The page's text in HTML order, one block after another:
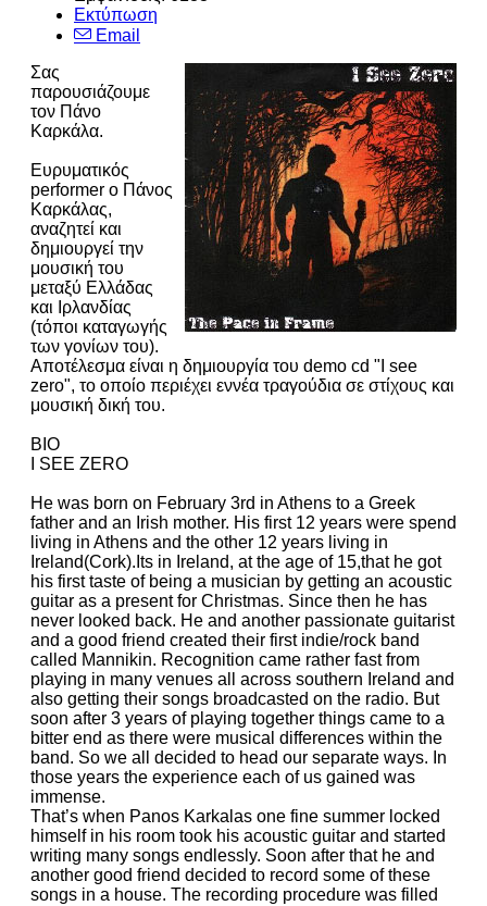
Εκτύπωση
Email
Σας
παρουσιάζουμε
τον Πάνο
Καρκάλα.
Ευρυματικός
performer ο Πάνος
Καρκάλας,
αναζητεί και
δημιουργεί την
μουσική του
μεταξύ Ελλάδας
και Ιρλανδίας
(τόποι καταγωγής
των γονίων του).
Αποτέλεσμα είναι η δημιουργία του demo cd "I see
zero", το οποίο περιέχει εννέα τραγούδια σε στίχους και
μουσική δική του.
BIO
I SEE ZERO
He was born on February 3rd in Athens to a Greek
father and an Irish mother. His first 12 years were spend
living in Athens and the other 12 years living in
Ireland(Cork).Its in Ireland, at the age of 15,that he got
his first taste of being a musician by getting an acoustic
guitar as a present for Christmas. Since then he has
never looked back. He and another passionate guitarist
and a good friend created their first indie/rock band
called Mannikin. Recognition came rather fast from
playing in many venues all across southern Ireland and
also getting their songs broadcasted on the radio. But
soon after 3 years of playing together things came to a
bitter end as there were musical differences within the
band. So we all decided to head our separate ways. In
those years the experience each of us gained was
immense.
That’s when Panos Karkalas one fine summer locked
himself in his room took his acoustic guitar and started
writing many songs endlessly. Soon after that he and
another good friend decided to record some of these
songs in a house. The recording procedure was filled